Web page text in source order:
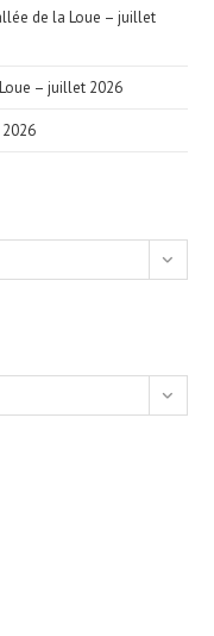
de la Loue – juillet
– juillet 2026